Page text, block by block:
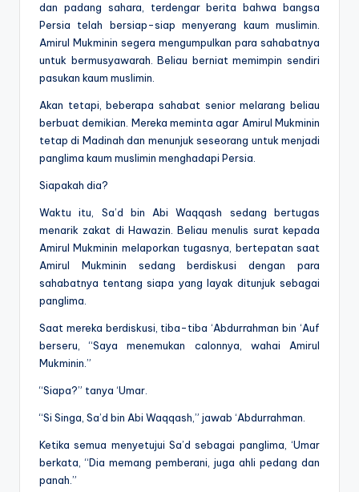
dan padang sahara, terdengar berita bahwa bangsa
Persia telah bersiap-siap menyerang kaum muslimin.
Amirul Mukminin segera mengumpulkan para sahabatnya
untuk bermusyawarah. Beliau berniat memimpin sendiri
pasukan kaum muslimin.
Akan tetapi, beberapa sahabat senior melarang beliau
berbuat demikian. Mereka meminta agar Amirul Mukminin
tetap di Madinah dan menunjuk seseorang untuk menjadi
panglima kaum muslimin menghadapi Persia.
Siapakah dia?
Waktu itu, Sa’d bin Abi Waqqash sedang bertugas
menarik zakat di Hawazin. Beliau menulis surat kepada
Amirul Mukminin melaporkan tugasnya, bertepatan saat
Amirul Mukminin sedang berdiskusi dengan para
sahabatnya tentang siapa yang layak ditunjuk sebagai
panglima.
Saat mereka berdiskusi, tiba-tiba ‘Abdurrahman bin ‘Auf
berseru, “Saya menemukan calonnya, wahai Amirul
Mukminin.”
“Siapa?” tanya ‘Umar.
“Si Singa, Sa’d bin Abi Waqqash,” jawab ‘Abdurrahman.
Ketika semua menyetujui Sa’d sebagai panglima, ‘Umar
berkata, “Dia memang pemberani, juga ahli pedang dan
panah.”